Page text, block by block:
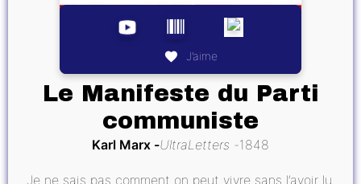
J’aime
Le Manifeste du Parti
communiste
Karl Marx UltraLetters 1848
Je ne sais pas comment on peut vivre sans l’avoir lu.